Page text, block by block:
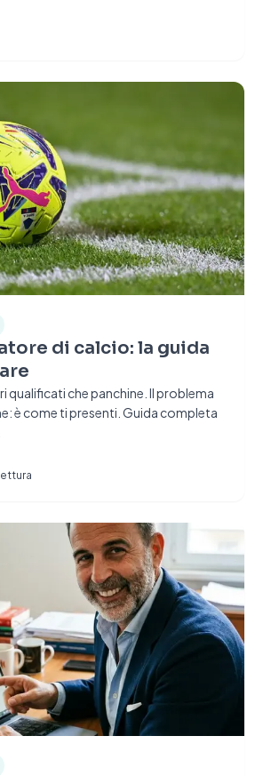
di calcio: la guida
qualificati che panchine. Il problema
è come ti presenti. Guida completa